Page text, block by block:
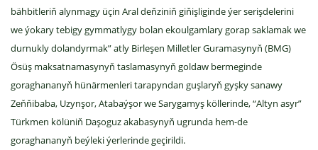
bähbitleriň alynmagy üçin Aral deňziniň giňişliginde ýer serişdelerini
we ýokary tebigy gymmatlygy bolan ekoulgamlary gorap saklamak we
durnukly dolandyrmak” atly Birleşen Milletler Guramasynyň (BMG)
Ösüş maksatnamasynyň taslamasynyň goldaw bermeginde
goraghananyň hünärmenleri tarapyndan guşlaryň gyşky sanawy
Zeňňibaba, Uzynşor, Atabaýşor we Sarygamyş köllerinde, “Altyn asyr”
Türkmen kölüniň Daşoguz akabasynyň ugrunda hem-de
goraghananyň beýleki ýerlerinde geçirildi.